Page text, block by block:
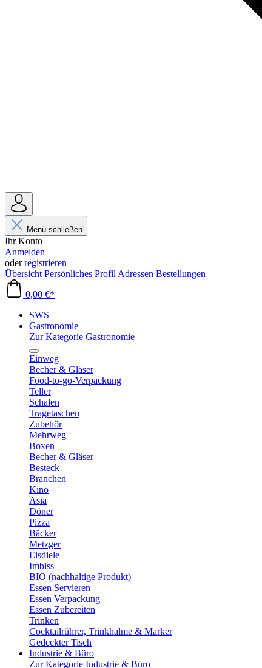
Menü schließen
Ihr Konto
Anmelden
oderregistrieren
Übersicht Persönliches Profil Adressen Bestellungen
0,00 €*
SWS
Gastronomie
Zur Kategorie Gastronomie
Einweg
Becher & Gläser
Food-to-go-Verpackung
Teller
Schalen
Tragetaschen
Zubehör
Mehrweg
Boxen
Becher & Gläser
Besteck
Branchen
Kino
Asia
Döner
Pizza
Bäcker
Metzger
Eisdiele
Imbiss
BIO (nachhaltige Produkt)
Essen Servieren
Essen Verpackung
Essen Zubereiten
Trinken
Cocktailrührer, Trinkhalme & Marker
Gedeckter Tisch
Industrie & Büro
Zur Kategorie Industrie & Büro